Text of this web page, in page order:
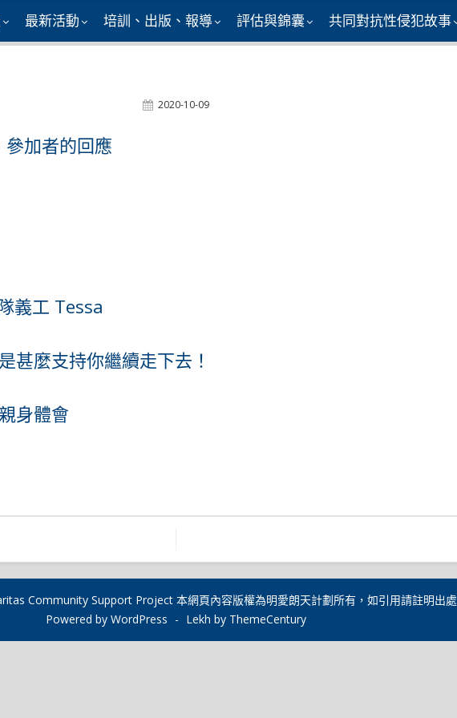
最新活動 培訓、出版、報導 評估與錦囊 共同對抗性侵犯故事
Posted
2020-10-09
參加者的回應
義工 Tessa
甚麼支持你繼續走下去！
身體會
Community Support Project 本網頁內容版權為明愛朗天計劃所有，如引用請註明出處
Powered by WordPress - Lekh by ThemeCentury